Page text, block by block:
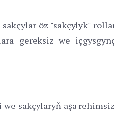
öz "sakçylyk"
gereksiz we
sakçylaryň aşa